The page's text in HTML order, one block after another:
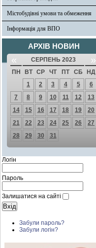
Містобудівні умови та обмеження
Інформація для ВПО
АРХІВ НОВИН
« СЕРПЕНЬ 2023 »
ПН ВТ СР ЧТ ПТ СБ
НД
1
2 3 4 5
6
7
8 9 10 11 12
13
14
15 16 17 18 19
20
21
22 23 24 25 26
27
28
29 30 31
Логін
Пароль
Залишатися на сайті
Забули пароль?
Забули логін?